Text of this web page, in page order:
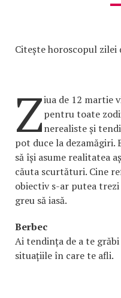
Citește horoscopul zilei
Ziua de 12 martie
pentru toate
nerealiste și
pot duce la dezamăgiri.
să își asume realitatea
căuta scurtături. Cine
obiectiv s-ar putea
greu să iasă.
Berbec
Ai tendința de a te
situațiile în care te afli.